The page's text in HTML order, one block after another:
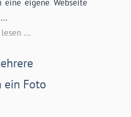
eine eigene Webseite
...
ein Foto